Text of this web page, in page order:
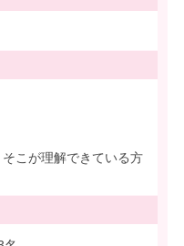
こが理解できている方